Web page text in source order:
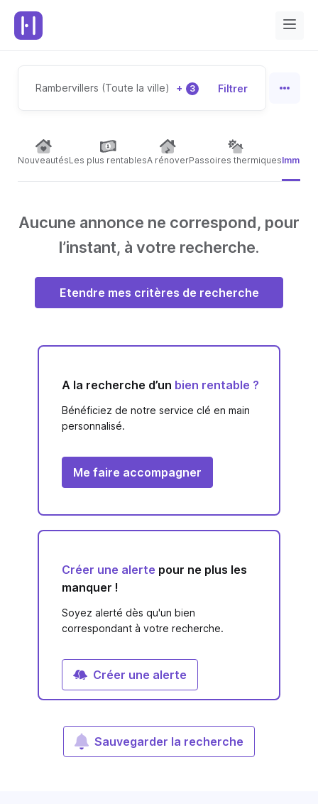
Rambervillers (Toute la ville) + 3 Filtrer
NouveautésLes plus rentablesA rénoverPassoires thermiques
Aucune annonce ne correspond, pour
l’instant, à votre recherche.
Etendre mes critères de recherche
A la recherche d’un bien rentable ?
Bénéficiez de notre service clé en main
personnalisé.
Me faire accompagner
Créer une alerte pour ne plus les
manquer !
Soyez alerté dès qu'un bien
correspondant à votre recherche.
Créer une alerte
Sauvegarder la recherche